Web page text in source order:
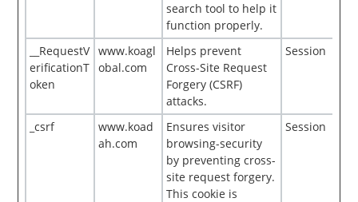
search tool to help it
function properly.
__RequestV
erificationT
oken
www.koagl
obal.com
Helps prevent
Cross-Site Request
Forgery (CSRF)
attacks.
Session
_csrf
www.koad
ah.com
Ensures visitor
browsing-security
by preventing cross-
site request forgery.
This cookie is
Session